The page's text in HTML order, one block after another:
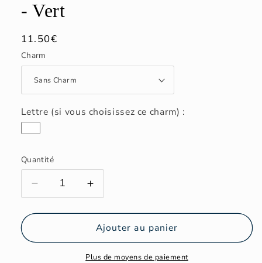
- Vert
Prix
habituel
11.50€
Charm
Lettre (si vous choisissez ce charm) :
Quantité
Réduire
la
quantité
JOYEUX
ANNIVERSAIRE
Augmenter
la
quantité
de
JOYEUX
ANNIVERSAIRE
Ajouter au panier
Plus de moyens de paiement